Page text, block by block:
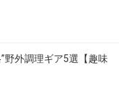
野外調理ギア5選【趣味